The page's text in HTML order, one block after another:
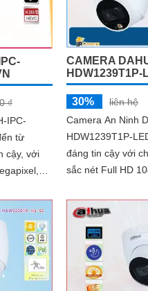
₫
IPC-
từ
cậy, với
CAMERA
HDW1239T1P-
30%
liên hệ
Camera An Ninh
HDW1239T1P-
đáng tin cậy với
sắc nét Full HD 1080P.
minh, cho phép
kiện ánh sáng yếu